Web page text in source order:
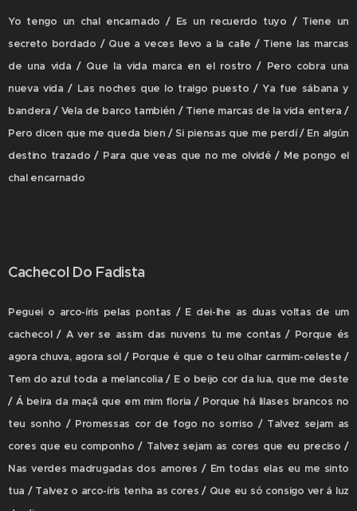
Yo tengo un chal encarnado / Es un recuerdo tuyo / Tiene un
secreto bordado / Que a veces llevo a la calle / Tiene las marcas
de una vida / Que la vida marca en el rostro / Pero cobra una
nueva vida / Las noches que lo traigo puesto / Ya fue sábana y
bandera / Vela de barco también / Tiene marcas de la vida entera /
Pero dicen que me queda bien / Si piensas que me perdí / En algún
destino trazado / Para que veas que no me olvidé / Me pongo el
chal encarnado
Cachecol Do Fadista
Peguei o arco-íris pelas pontas / E dei-lhe as duas voltas de um
cachecol / A ver se assim das nuvens tu me contas / Porque és
agora chuva, agora sol / Porque é que o teu olhar carmim-celeste /
Tem do azul toda a melancolia / E o beijo cor da lua, que me deste
/ Á beira da maçã que em mim floria / Porque há lilases brancos no
teu sonho / Promessas cor de fogo no sorriso / Talvez sejam as
cores que eu componho / Talvez sejam as cores que eu preciso /
Nas verdes madrugadas dos amores / Em todas elas eu me sinto
tua / Talvez o arco-íris tenha as cores / Que eu só consigo ver á luz